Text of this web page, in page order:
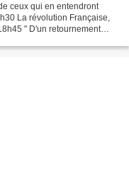
ceux qui en entendront
La révolution Française,
" D'un retournement